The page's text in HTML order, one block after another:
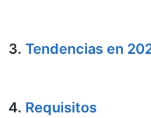
3. Tendencias en
4. Requisitos